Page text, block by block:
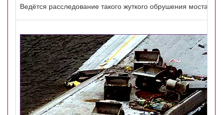
Ведётся расследование такого жуткого обрушения моста.